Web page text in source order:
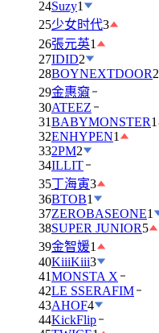
24Suzy1
25少女时代3
26張元英1
27IDID2
28BOYNEXTDOOR2
29金惠奫
30ATEEZ
31BABYMONSTER1
32ENHYPEN1
332PM2
34ILLIT
35丁海寅3
36BTOB1
37ZEROBASEONE1
38SUPER JUNIOR5
39金智媛1
40KiiiKiii3
41MONSTA X
42LE SSERAFIM
43AHOF4
44KickFlip